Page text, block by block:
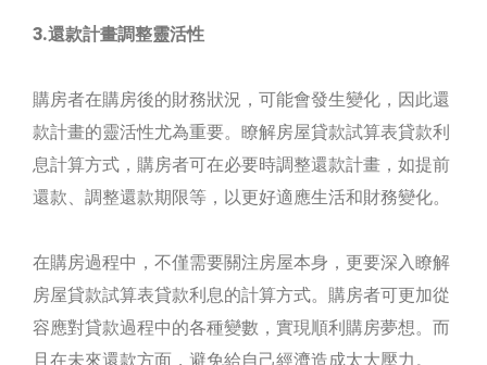
3.還款計畫調整靈活性
購房者在購房後的財務狀況，可能會發生變化，因此還
款計畫的靈活性尤為重要。瞭解房屋貸款試算表貸款利
息計算方式，購房者可在必要時調整還款計畫，如提前
還款、調整還款期限等，以更好適應生活和財務變化。
在購房過程中，不僅需要關注房屋本身，更要深入瞭解
房屋貸款試算表貸款利息的計算方式。購房者可更加從
容應對貸款過程中的各種變數，實現順利購房夢想。而
且在未來還款方面，避免給自己經濟造成太大壓力。